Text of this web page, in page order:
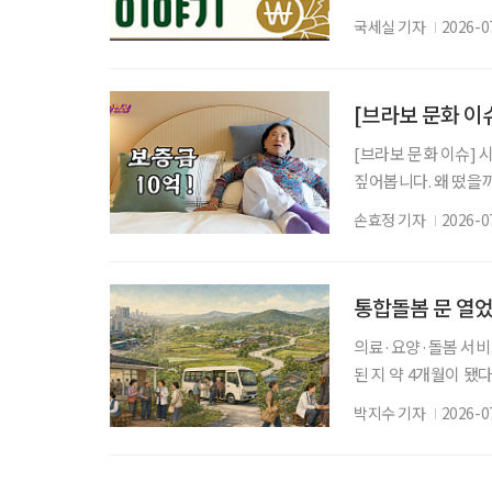
작했다. 또 연말정
는 그저 목돈을 모
국세실 기자 2026-
[브라보 문화
[브라보 문화 이슈]
짚어봅니다. 왜 떴을
조명하는 미디어 콘
원주인공’에서는 더
손효정 기자 2026-
통합돌봄 문 열
의료·요양·돌봄 서
된 지 약 4개월이 됐
계하는 것만으로
활 수요를 반영한 ‘
박지수 기자 2026-